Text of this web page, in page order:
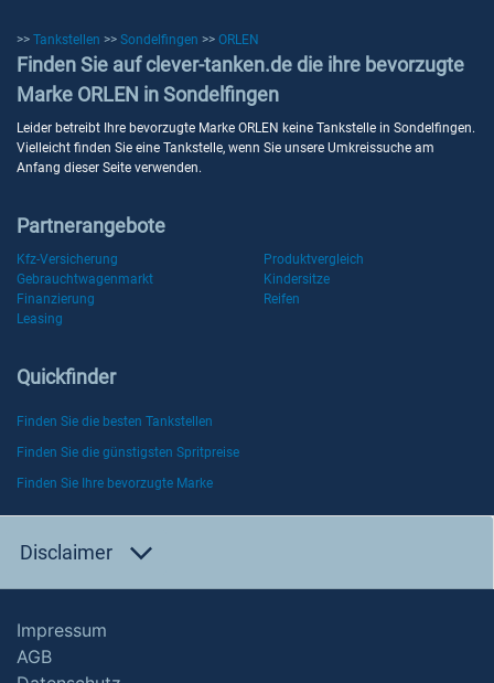
>> Tankstellen >> Sondelfingen >> ORLEN
Finden Sie auf clever-tanken.de die ihre bevorzugte
Marke ORLEN in Sondelfingen
Leider betreibt Ihre bevorzugte Marke ORLEN keine Tankstelle in Sondelfingen.
Vielleicht finden Sie eine Tankstelle, wenn Sie unsere Umkreissuche am
Anfang dieser Seite verwenden.
Partnerangebote
Kfz-Versicherung
Produktvergleich
Gebrauchtwagenmarkt
Kindersitze
Finanzierung
Reifen
Leasing
Quickfinder
Finden Sie die besten Tankstellen
Finden Sie die günstigsten Spritpreise
Finden Sie Ihre bevorzugte Marke
Disclaimer
Impressum
AGB